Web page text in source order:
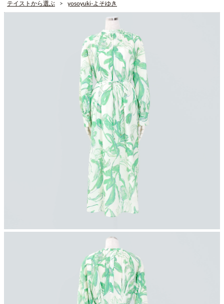
テイストから選ぶ yosoyuki-よそゆき